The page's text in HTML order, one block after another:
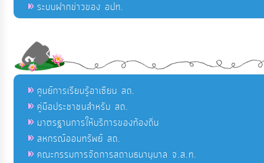
ระบบฝากข่าวของ อปท.
ศูนย์การเรียนรู้อาเซียน สถ.
คู่มือประชาชนสำหรับ สถ.
มาตรฐานการให้บริการของท้องถิ่น
สหกรณ์ออมทรัพย์ สถ.
คณะกรรมการจัดการสถานธนานุบาล จ.ส.ท.